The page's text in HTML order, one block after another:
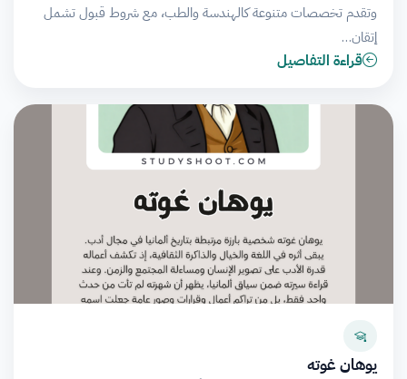
وتقدم تخصصات متنوعة كالهندسة والطب، مع شروط قبول تشمل
إتقان…
قراءة التفاصيل
يوهان غوته